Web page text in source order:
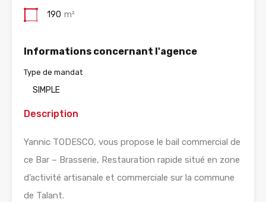
190 m²
Informations concernant l'agence
Type de mandat
SIMPLE
Description
Yannic TODESCO, vous propose le bail commercial de
ce Bar – Brasserie, Restauration rapide situé en zone
d’activité artisanale et commerciale sur la commune
de Talant.